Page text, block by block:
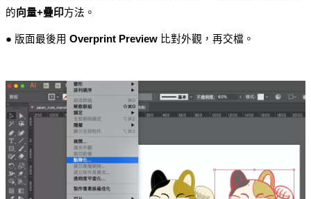
的向量+疊印方法。
● 版面最後用 Overprint Preview 比對外觀，再交檔。